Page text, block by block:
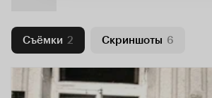
Съёмки 2 Скриншоты 6